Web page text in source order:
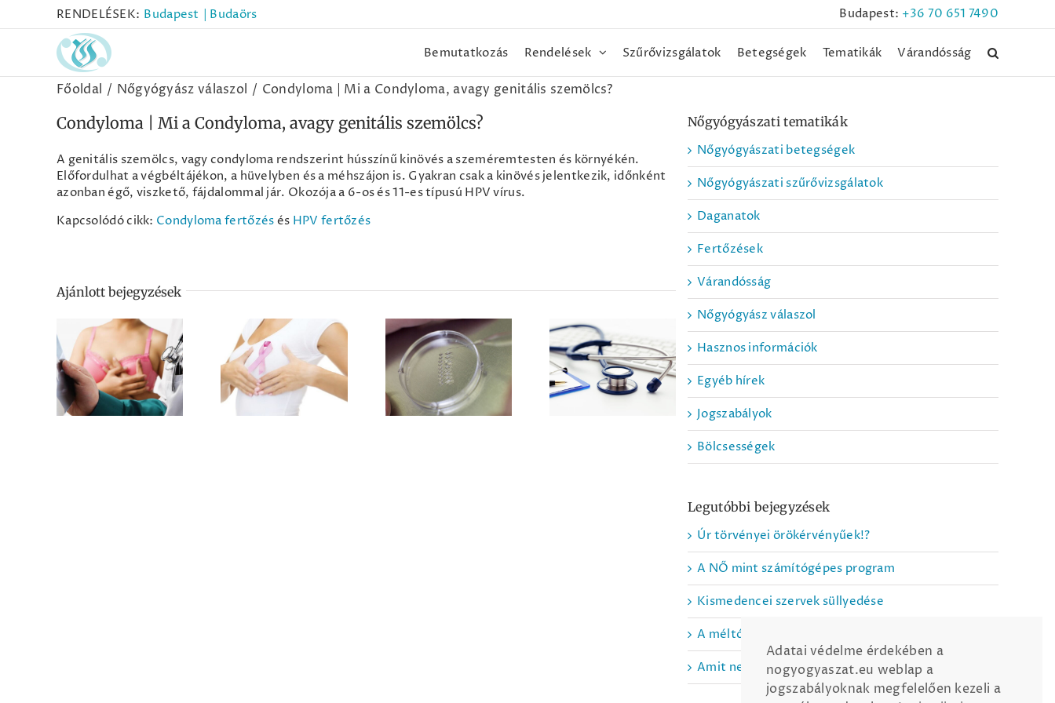
RENDELÉSEK: Budapest | Budaörs Budapest: +36 70 651 7490
Bemutatkozás Rendelések Szűrővizsgálatok Betegségek Tematikák Várandósság
Főoldal Nőgyógyász válaszol Condyloma | Mi a Condyloma, avagy genitális szemölcs?
Condyloma | Mi a Condyloma, avagy genitális szemölcs?
A genitális szemölcs, vagy condyloma rendszerint hússzínű kinövés a szeméremtesten és környékén.
Előfordulhat a végbéltájékon, a hüvelyben és a méhszájon is. Gyakran csak a kinövés jelentkezik, időnként
azonban égő, viszkető, fájdalommal jár. Okozója a 6-os és 11-es típusú HPV vírus.
Kapcsolódó cikk: Condyloma fertőzésés HPV fertőzés
Ajánlott bejegyzések
Veszélyes a
mammográfia?
Mit tegyek, ha
csomót
tapintok a
mellemben?
Strandolni
készülök,
hogyan
védekezhetek a
hüvelyfertőzés
Hogyan
jelentkezzünk
nőgyógyászati
Veszélyes a
Nőgyógyászati tematikák
Nőgyógyászati betegségek
Nőgyógyászati szűrővizsgálatok
Daganatok
Fertőzések
Várandósság
Nőgyógyász válaszol
Hasznos információk
Egyéb hírek
Jogszabályok
Bölcsességek
Legutóbbi bejegyzések
Úr törvényei örökérvényűek!?
A NŐ mint számítógépes program
Kismedencei szervek süllyedése
A méltóságba csomagolt jótékonyság
Amit nem tanítanak meg az iskolában
Adatai védelme érdekében a
nogyogyaszat.eu weblap a
jogszabályoknak megfelelően kezeli a